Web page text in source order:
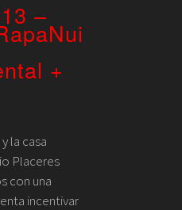
–
+
la casa
Placeres
con una
incentivar